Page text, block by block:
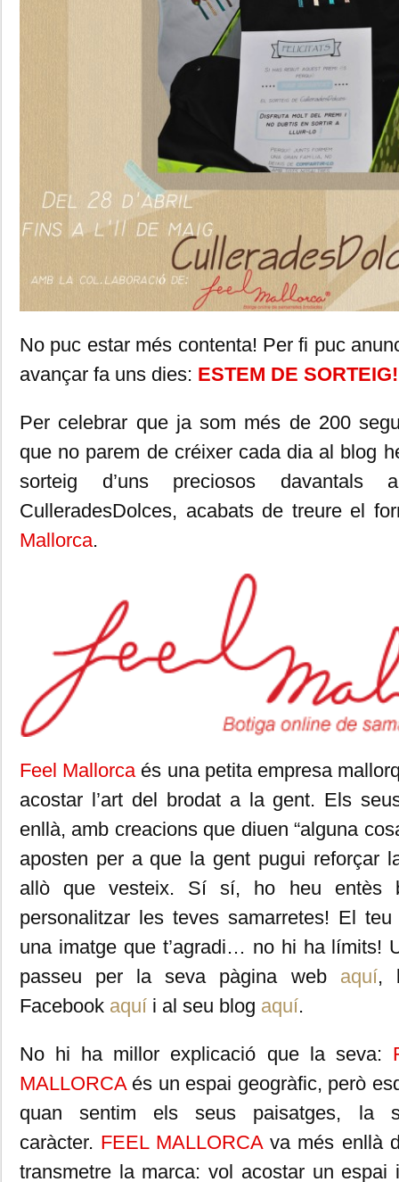
No puc estar més contenta! Per fi puc
avançar fa uns dies: ESTEM DE SORTEIG!
Per celebrar que ja som més de 200
que no parem de créixer cada dia al blog
sorteig d’uns preciosos
CulleradesDolces, acabats de treure el
Mallorca.
Feel Mallorcaés una petita empresa
acostar l’art del brodat a la gent. Els
enllà, amb creacions que diuen “alguna
aposten per a que la gent pugui reforçar
allò que vesteix. Sí sí, ho heu entès
personalitzar les teves samarretes! El
una imatge que t’agradi… no hi ha límits!
passeu per la seva pàgina web aquí,
Facebook aquí i al seu blog aquí.
No hi ha millor explicació que la seva:
MALLORCAés un espai geogràfic, però
quan sentim els seus paisatges, la
caràcter. FEEL MALLORCAva més enllà
transmetre la marca: vol acostar un espai